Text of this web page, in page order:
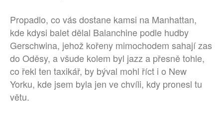
Propadlo, co vás dostane kamsi na Manhattan,
kde kdysi balet dělal Balanchine podle hudby
Gerschwina, jehož kořeny mimochodem sahají zas
do Oděsy, a všude kolem byl jazz a přesně tohle,
co řekl ten taxikář, by býval mohl říct i o New
Yorku, kde jsem byla jen ve chvíli, kdy pronesl tu
větu.